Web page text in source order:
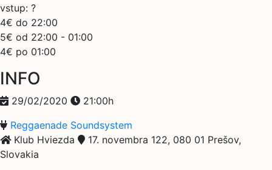
vstup: ?
4€ do 22:00
5€ od 22:00 - 01:00
4€ po 01:00
INFO
29/02/2020
21:00h
Reggaenade Soundsystem
Klub Hviezda
17. novembra 122, 080 01 Prešov,
Slovakia